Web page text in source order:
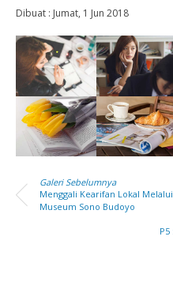
Dibuat : Jumat, 1 Jun 2018
Galeri Sebelumnya
Menggali Kearifan Lokal
Museum Sono Budoyo